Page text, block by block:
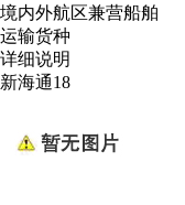
境内外航区兼营船舶
运输货种
详细说明
新海通18